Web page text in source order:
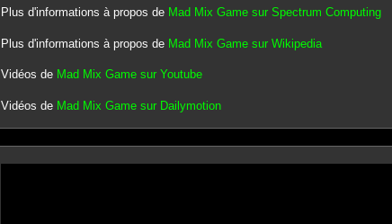
Plus d'informations à propos de Mad Mix Game sur Spectrum Computing
Plus d'informations à propos de Mad Mix Game sur Wikipedia
Vidéos de Mad Mix Game sur Youtube
Vidéos de Mad Mix Game sur Dailymotion